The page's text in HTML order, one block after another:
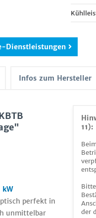
Dienstleistungen
Infos zum Hersteller
11):
der
perfekt in
unmittelbar